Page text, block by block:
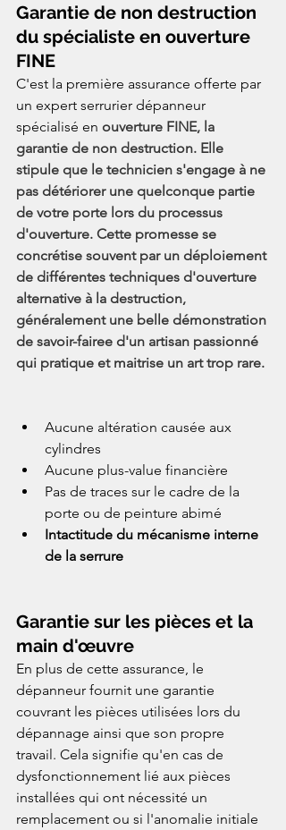
Garantie de non destruction
du spécialiste en ouverture
FINE
C'est la première assurance offerte par
un expert serrurier dépanneur
spécialisé en ouverture FINE, la
garantie de non destruction. Elle
stipule que le technicien s'engage à ne
pas détériorer une quelconque partie
de votre porte lors du processus
d'ouverture. Cette promesse se
concrétise souvent par un déploiement
de différentes techniques d'ouverture
alternative à la destruction,
généralement une belle démonstration
de savoir-fairee d'un artisan passionné
qui pratique et maitrise un art trop rare.
Aucune altération causée aux
cylindres
Aucune plus-value financière
Pas de traces sur le cadre de la
porte ou de peinture abimé
Intactitude du mécanisme interne
de la serrure
Garantie sur les pièces et la
main d'œuvre
En plus de cette assurance, le
dépanneur fournit une garantie
couvrant les pièces utilisées lors du
dépannage ainsi que son propre
travail. Cela signifie qu'en cas de
dysfonctionnement lié aux pièces
installées qui ont nécessité un
remplacement ou si l'anomalie initiale